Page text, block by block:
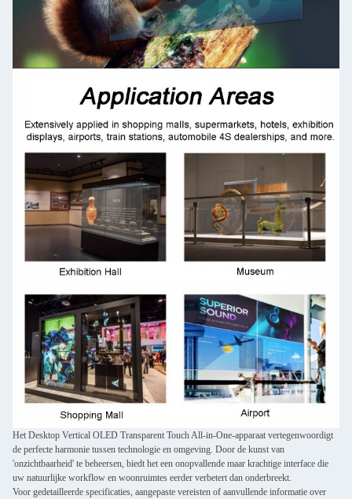
Het Desktop Vertical OLED Transparent Touch All-in-One-apparaat vertegenwoordigt
de perfecte harmonie tussen technologie en omgeving. Door de kunst van
'onzichtbaarheid' te beheersen, biedt het een onopvallende maar krachtige interface die
uw natuurlijke workflow en woonruimtes eerder verbetert dan onderbreekt.
Voor gedetailleerde specificaties, aangepaste vereisten of aanvullende informatie over